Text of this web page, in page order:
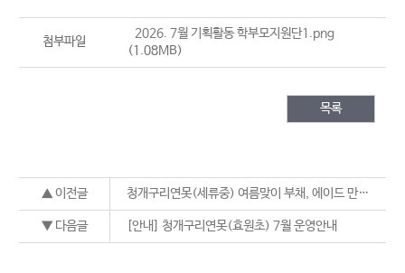
첨부파일
2026. 7월 기획활동 학부모지원단1.png
(1.08MB)
목록
▲ 이전글 청개구리연못(세류중) 여름맞이 부채, 에이드 만들기
▼ 다음글 [안내] 청개구리연못(효원초) 7월 운영안내